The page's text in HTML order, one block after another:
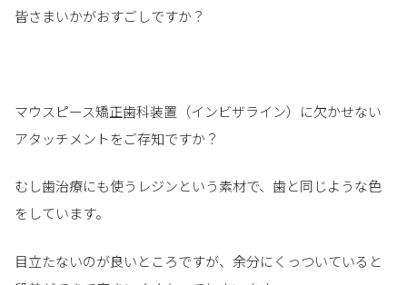
皆さまいかがおすごしですか？
マウスピース矯正歯科装置（インビザライン）に欠かせない
アタッチメントをご存知ですか？
むし歯治療にも使うレジンという素材で、歯と同じような色
をしています。
目立たないのが良いところですが、余分にくっついていると